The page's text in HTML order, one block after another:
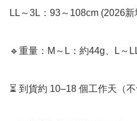
LL～3L：93～108cm (2026
🔹重量：M～L：約44g、L～
⏳ 到貨約 10–18 個工作天（